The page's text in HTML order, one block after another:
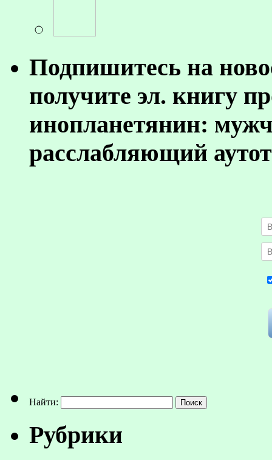
Подпишитесь на
получите эл. книгу
инопланетянин:
расслабляющий
Найти:
Рубрики